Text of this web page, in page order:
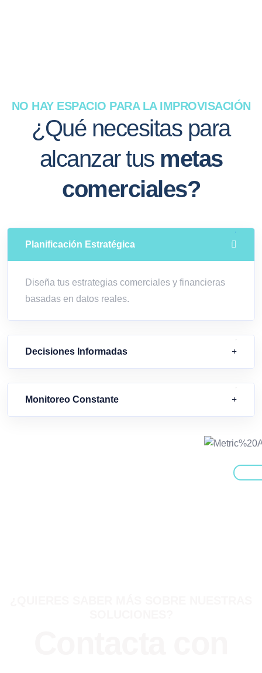
NO HAY ESPACIO PARA LA IMPROVISACIÓN
¿Qué necesitas para
alcanzar tus metas
comerciales?
Planificación Estratégica
Diseña tus estrategias comerciales y financieras
basadas en datos reales.
Decisiones Informadas
Monitoreo Constante